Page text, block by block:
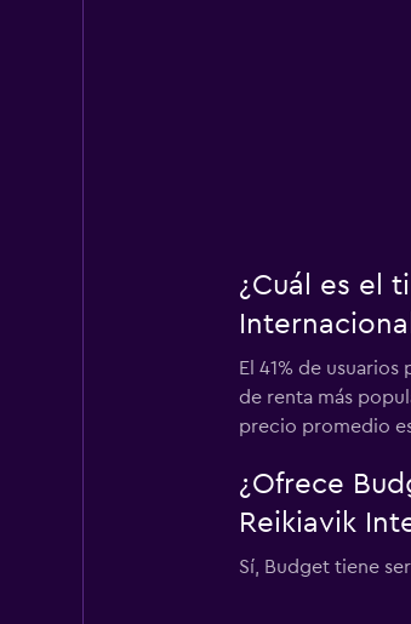
¿Cuál es el
El 41% de
de renta más
precio promedio
¿Ofrece
Reikiavik
Sí, Budget tiene